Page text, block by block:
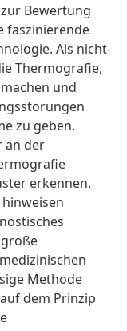
Bewertung
faszinierende
Als nicht-
Thermografie,
und
zu geben.
an der
erkennen,
Methode
dem Prinzip